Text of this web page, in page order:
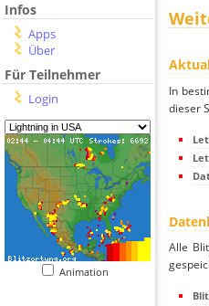
Infos
Apps
Über
Für Teilnehmer
Login
Animation
In
dieser
Alle